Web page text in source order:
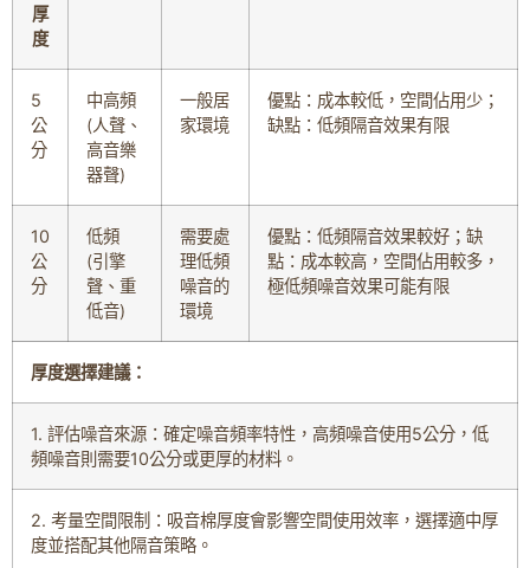
厚
度
5
公
分
中高頻
(人聲、
高音樂
器聲)
一般居
家環境
優點：成本較低，空間佔用少；
缺點：低頻隔音效果有限
10
公
分
低頻
(引擎
聲、重
低音)
需要處
理低頻
噪音的
環境
優點：低頻隔音效果較好；缺
點：成本較高，空間佔用較多，
極低頻噪音效果可能有限
厚度選擇建議：
1. 評估噪音來源：確定噪音頻率特性，高頻噪音使用5公分，低
頻噪音則需要10公分或更厚的材料。
2. 考量空間限制：吸音棉厚度會影響空間使用效率，選擇適中厚
度並搭配其他隔音策略。